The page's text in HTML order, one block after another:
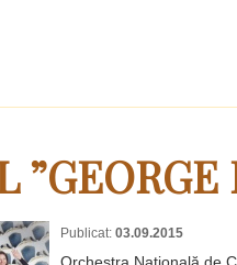
”GEORGE
Publicat: 03.09.2015